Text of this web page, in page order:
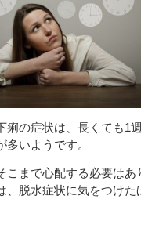
痢の症状は、長くても1
多いようです。
こまで心配する必要はあ
、脱水症状に気をつけた